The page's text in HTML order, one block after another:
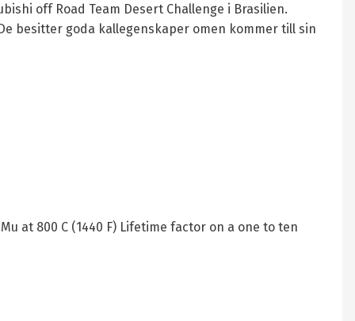
off Road Team Desert Challenge i Brasilien.
besitter goda kallegenskaper omen kommer till sin
at 800 C (1440 F) Lifetime factor on a one to ten